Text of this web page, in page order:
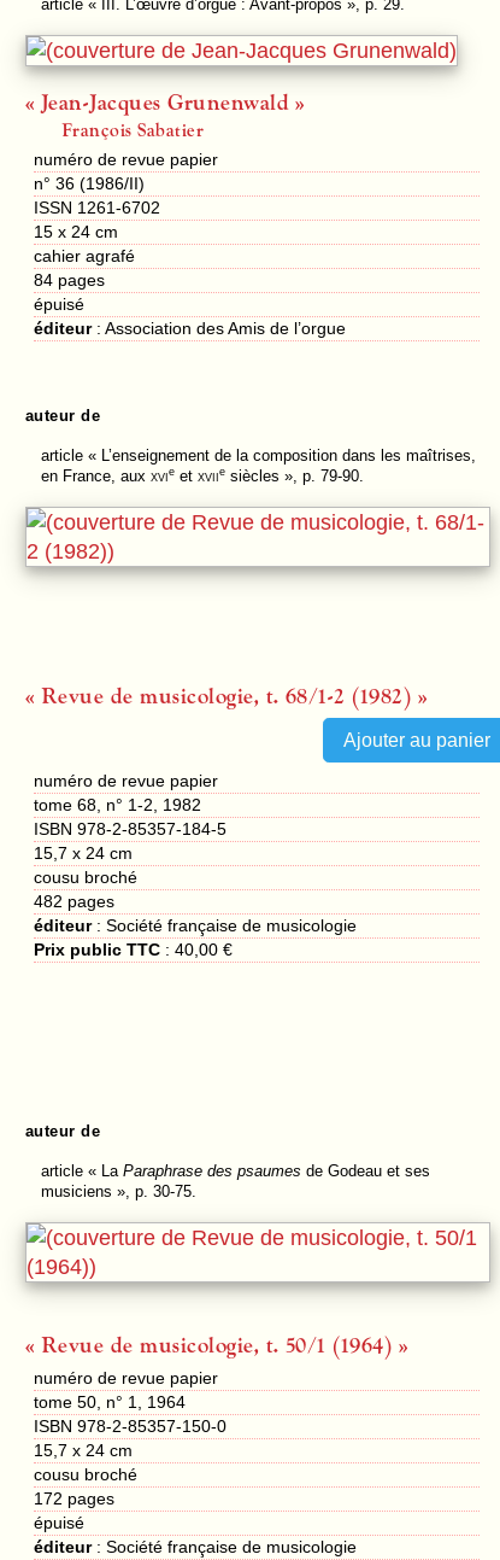
article« III. L’œuvre d’orgue : Avant-propos », p. 29.
« Jean-Jacques Grunenwald »
François Sabatier
numéro de revue papier
n° 36 (1986/II)
ISSN 1261-6702
15 x 24 cm
cahier agrafé
84 pages
épuisé
éditeur:Association des Amis de l’orgue
auteur de
article« L’enseignement de la composition dans les maîtrises,
en France, aux xvieet xviiesiècles », p. 79-90.
« Revue de musicologie, t. 68/1-2 (1982) »
numéro de revue papier
tome 68, n° 1-2, 1982
ISBN 978-2-85357-184-5
15,7 x 24 cm
cousu broché
482 pages
éditeur:Société française de musicologie
Prix public TTC :40,00 €
auteur de
article« La Paraphrase des psaumes de Godeau et ses
musiciens », p. 30-75.
« Revue de musicologie, t. 50/1 (1964) »
numéro de revue papier
tome 50, n° 1, 1964
ISBN 978-2-85357-150-0
15,7 x 24 cm
cousu broché
172 pages
épuisé
éditeur:Société française de musicologie